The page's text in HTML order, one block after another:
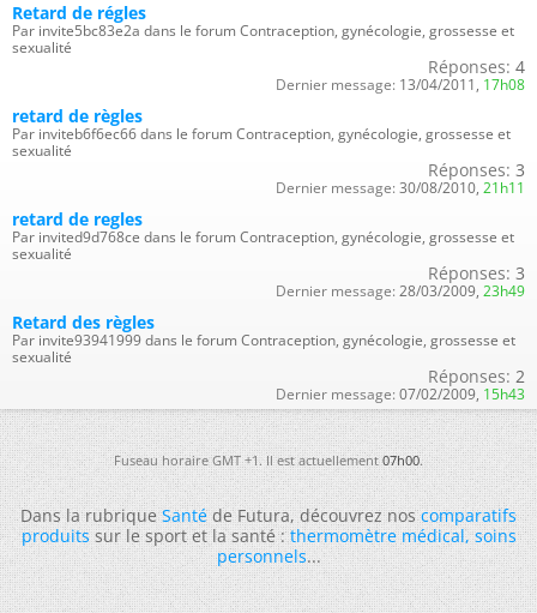
Retard de régles
Par invite5bc83e2a dans le forum Contraception, gynécologie, grossesse et
sexualité
Réponses: 4
Dernier message: 13/04/2011, 17h08
retard de règles
Par inviteb6f6ec66 dans le forum Contraception, gynécologie, grossesse et
sexualité
Réponses: 3
Dernier message: 30/08/2010, 21h11
retard de regles
Par invited9d768ce dans le forum Contraception, gynécologie, grossesse et
sexualité
Réponses: 3
Dernier message: 28/03/2009, 23h49
Retard des règles
Par invite93941999 dans le forum Contraception, gynécologie, grossesse et
sexualité
Réponses: 2
Dernier message: 07/02/2009, 15h43
Fuseau horaire GMT +1. Il est actuellement07h00.
Dans la rubriqueSantéde Futura, découvrez noscomparatifs
produitssur le sport et la santé :thermomètre médical,soins
personnels...